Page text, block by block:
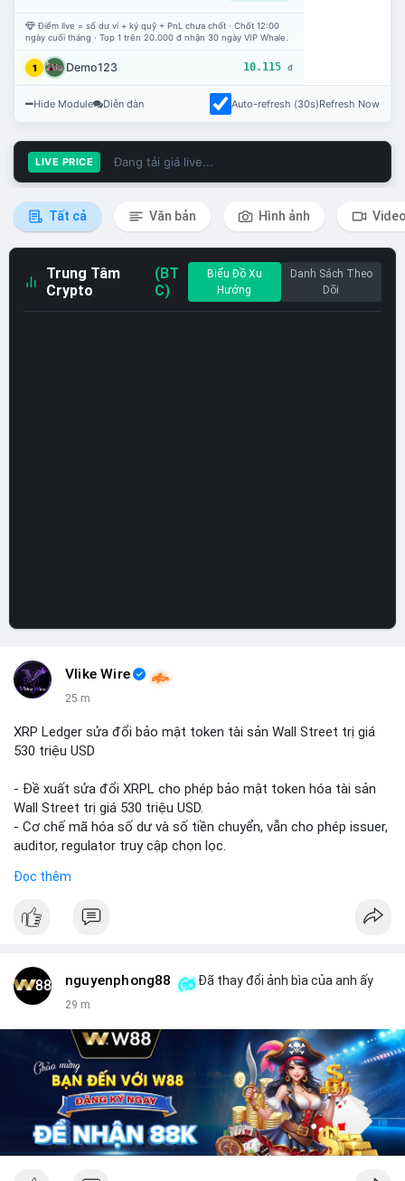
Điểm live = số dư ví + ký quỹ + PnL chưa chốt · Chốt 12:00
ngày cuối tháng · Top 1 trên 20.000 đ nhận 30 ngày VIP Whale.
1 Demo123 10.115 đ
Hide Module Diễn đàn Auto-refresh (30s)Refresh Now
LIVE PRICE Đang tải giá live...
Tất cả Văn bản Hình ảnh
Trung Tâm
Crypto
(BT
C)
Biểu Đồ Xu
Hướng
Danh Sách Theo
Dõi
Vlike Wire
25 m
XRP Ledger sửa đổi bảo mật token tài sản Wall Street trị giá
530 triệu USD
- Đề xuất sửa đổi XRPL cho phép bảo mật token hóa tài sản
Wall Street trị giá 530 triệu USD.
- Cơ chế mã hóa số dư và số tiền chuyển, vẫn cho phép issuer,
auditor, regulator truy cập chọn lọc.
tài chính.
chức tài chính.
$xrp
#titanbot
📰 Nguồn: CoinDesk
Đọc thêm
nguyenphong88 Đã thay đổi ảnh bìa của anh ấy
29 m